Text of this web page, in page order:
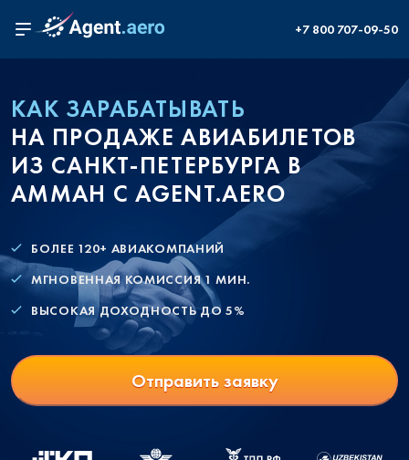
+7 800 707-09-50
КАК ЗАРАБАТЫВАТЬ
НА ПРОДАЖЕ АВИАБИЛЕТОВ
ИЗ САНКТ-ПЕТЕРБУРГА В
АММАН С AGENT.AERO
БОЛЕЕ 120+ АВИАКОМПАНИЙ
МГНОВЕННАЯ КОМИССИЯ 1 МИН.
ВЫСОКАЯ ДОХОДНОСТЬ ДО 5%
Отправить заявку